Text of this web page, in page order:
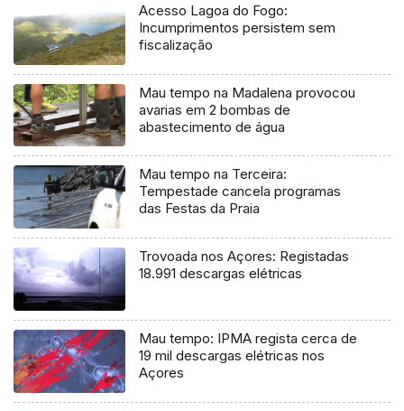
Acesso Lagoa do Fogo:
Incumprimentos persistem sem
fiscalização
Mau tempo na Madalena provocou
avarias em 2 bombas de
abastecimento de água
Mau tempo na Terceira:
Tempestade cancela programas
das Festas da Praia
Trovoada nos Açores: Registadas
18.991 descargas elétricas
Mau tempo: IPMA regista cerca de
19 mil descargas elétricas nos
Açores